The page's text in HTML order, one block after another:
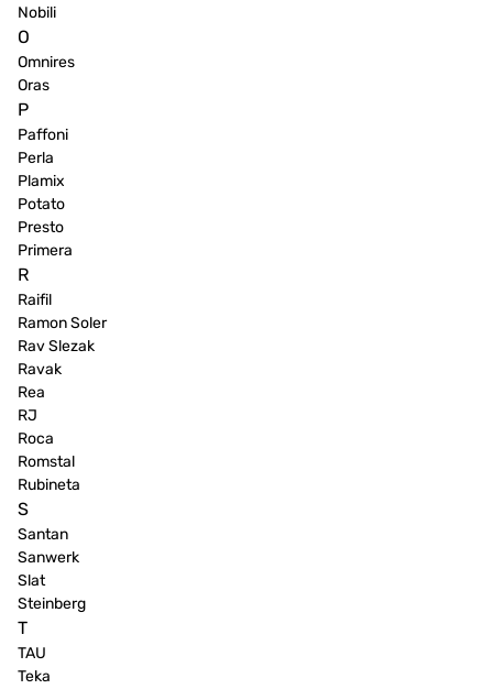
Nobili
O
Omnires
Oras
P
Paffoni
Perla
Plamix
Potato
Presto
Primera
R
Raifil
Ramon Soler
Rav Slezak
Ravak
Rea
RJ
Roca
Romstal
Rubineta
S
Santan
Sanwerk
Slat
Steinberg
T
TAU
Teka